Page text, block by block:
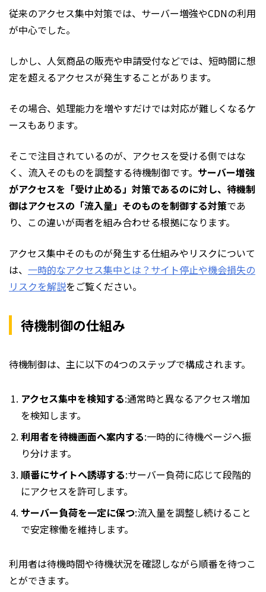
従来のアクセス集中対策では、サーバー増強やCDNの利用
が中心でした。
しかし、人気商品の販売や申請受付などでは、短時間に想
定を超えるアクセスが発生することがあります。
その場合、処理能力を増やすだけでは対応が難しくなるケ
ースもあります。
そこで注目されているのが、アクセスを受ける側ではな
く、流入そのものを調整する待機制御です。 サーバー増強
がアクセスを「受け止める」対策であるのに対し、待機制
御はアクセスの「流入量」そのものを制御する対策であ
り、この違いが両者を組み合わせる根拠になります。
アクセス集中そのものが発生する仕組みやリスクについて
は、 一時的なアクセス集中とは？サイト停止や機会損失の
リスクを解説をご覧ください。
待機制御の仕組み
待機制御は、主に以下の4つのステップで構成されます。
アクセス集中を検知する:通常時と異なるアクセス増加
を検知します。
利用者を待機画面へ案内する:一時的に待機ページへ振
り分けます。
順番にサイトへ誘導する:サーバー負荷に応じて段階的
にアクセスを許可します。
サーバー負荷を一定に保つ:流入量を調整し続けること
で安定稼働を維持します。
利用者は待機時間や待機状況を確認しながら順番を待つこ
とができます。